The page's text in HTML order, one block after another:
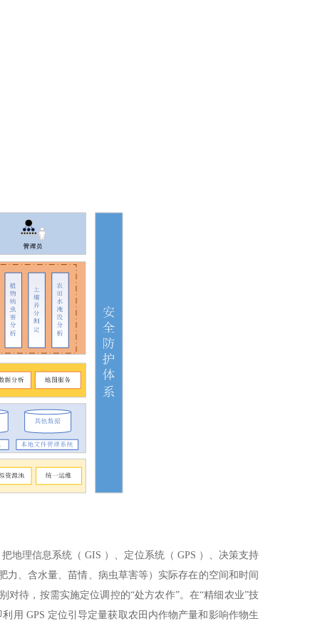
理信息系统（ GIS ）、定位系统（ GPS ）、决策支持
、含水量、苗情、病虫草害等）实际存在的空间和时间
待，按需实施定位调控的“处方农作”。在“精细农业”技
用 GPS 定位引导定量获取农田内作物产量和影响作物生